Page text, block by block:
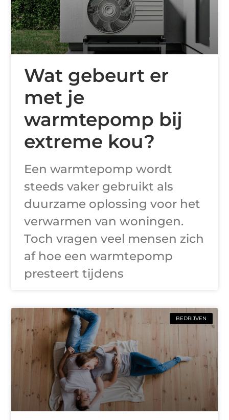
Wat gebeurt er
met je
warmtepomp bij
extreme kou?
Een warmtepomp wordt
steeds vaker gebruikt als
duurzame oplossing voor het
verwarmen van woningen.
Toch vragen veel mensen zich
af hoe een warmtepomp
presteert tijdens
BEDRIJVEN